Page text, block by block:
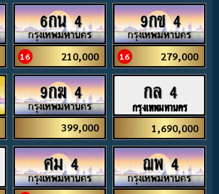
6กน 4
16 210,000
9กช 4
16 279,000
9กฆ 4
399,000
กล 4
กรุงเทพมหานคร
1,690,000
ศม 4 ฌพ 4